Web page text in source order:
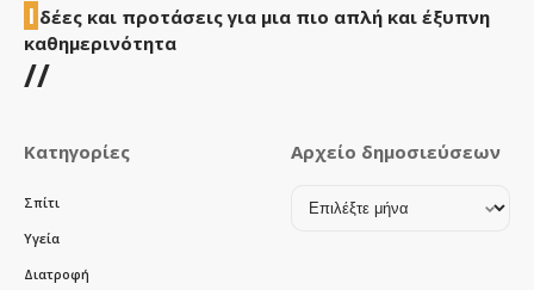
Ι δέες και προτάσεις για μια πιο απλή και έξυπνη
καθημερινότητα
//
Κατηγορίες
Σπίτι
Υγεία
Διατροφή
Αρχείο δημοσιεύσεων
Αρχείο